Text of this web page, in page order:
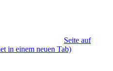
Seite auf
in einem neuen Tab)